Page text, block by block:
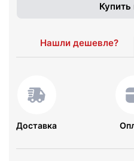
Купить
Нашли дешевле?
Доставка